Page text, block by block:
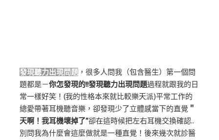
發現聽力出現問題 ，很多人問我（包含醫生）第一個問
題都是－你怎發現的!!發現聽力出現問題過程就跟我的日
常一樣好笑！(我的性格本來就比較樂天派)平常工作的
總愛帶著耳機聽音樂，卻發現少了立體感當下的直覺 ＂
天啊！我耳機壞掉了”卻在這時候把左右耳機交換確認..
別問我為什麼會這麼做就是一種直覺！後來幾次就診醫